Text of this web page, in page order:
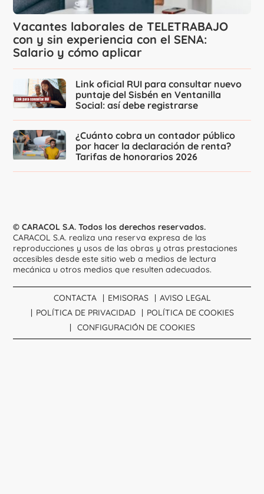
Vacantes laborales de TELETRABAJO
con y sin experiencia con el SENA:
Salario y cómo aplicar
Link oficial RUI para consultar nuevo
puntaje del Sisbén en Ventanilla
Social: así debe registrarse
¿Cuánto cobra un contador público
por hacer la declaración de renta?
Tarifas de honorarios 2026
© CARACOL S.A. Todos los derechos reservados.
CARACOL S.A. realiza una reserva expresa de las
reproducciones y usos de las obras y otras prestaciones
accesibles desde este sitio web a medios de lectura
mecánica u otros medios que resulten adecuados.
CONTACTA EMISORAS
AVISO LEGAL
POLÍTICA DE PRIVACIDAD
POLÍTICA DE COOKIES
CONFIGURACIÓN DE COOKIES